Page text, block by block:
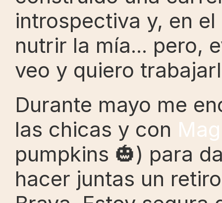
introspectiva y, en
nutrir la mía... pero,
veo y quiero
Durante mayo me
las chicas y con
pumpkins 🎃) para
hacer juntas un